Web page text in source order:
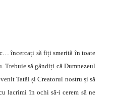
încercați să fiți smerită în toate
Trebuie să gândiți că Dumnezeul
Tatăl și Creatorul nostru și să
lacrimi în ochi să-i cerem să ne